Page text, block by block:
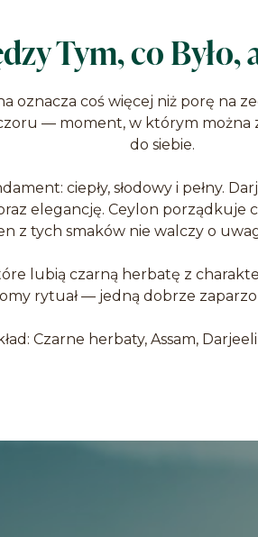
Tym, co Było,
oznacza coś więcej niż porę na
— moment, w którym można
do siebie.
ciepły, słodowy i pełny.
elegancję. Ceylon porządkuje
z tych smaków nie walczy o
lubią czarną herbatę z
rytuał — jedną dobrze
Czarne herbaty, Assam,